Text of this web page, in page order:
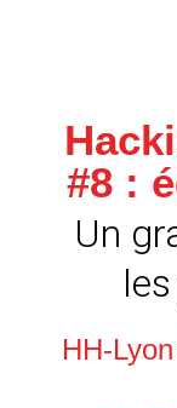
#8 :
Un
HH-